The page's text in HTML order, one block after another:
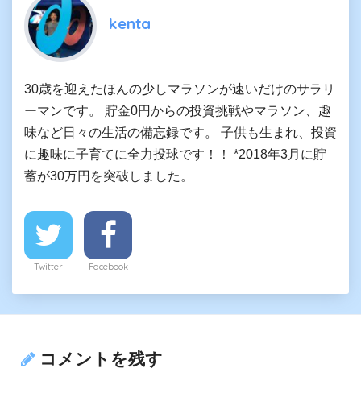
kenta
30歳を迎えたほんの少しマラソンが速いだけのサラリ
ーマンです。 貯金0円からの投資挑戦やマラソン、趣
味など日々の生活の備忘録です。 子供も生まれ、投資
に趣味に子育てに全力投球です！！ *2018年3月に貯
蓄が30万円を突破しました。
Twitter Facebook
コメントを残す